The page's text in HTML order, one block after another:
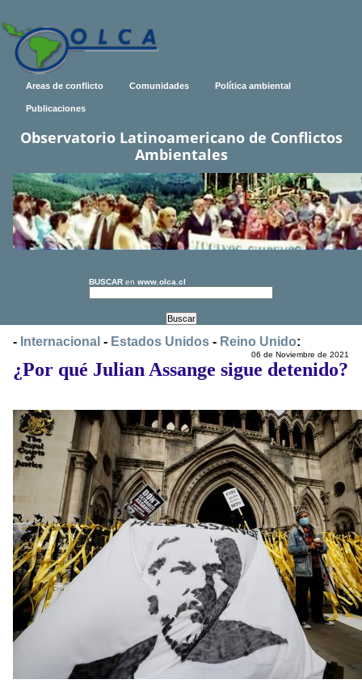
Areas de conflicto Comunidades Política ambiental
Publicaciones
Observatorio Latinoamericano de Conflictos
Ambientales
BUSCAR en www.olca.cl
- Internacional - Estados Unidos - Reino Unido:
06 de Noviembre de 2021
¿Por qué Julian Assange sigue detenido?